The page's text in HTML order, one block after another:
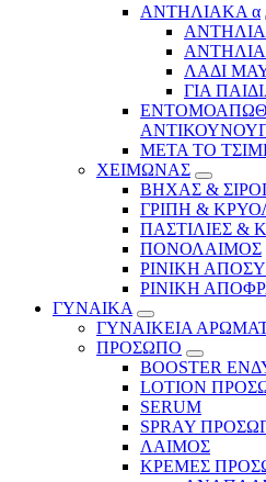
ΑΝΤΗΛΙΑΚΑ α
ΛΑΔΙ
ΓΙΑ
ΜΕΤΑ ΤΟ
ΧΕΙΜΩΝΑΣ
ΒΗΧΑΣ &
ΓΡΙΠΗ &
ΠΑΣΤΙΛΙΕΣ &
ΠΟΝΟΛΑΙΜΟΣ
ΡΙΝΙΚΗ
ΡΙΝΙΚΗ
ΓΥΝΑΙΚΑ
ΓΥΝΑΙΚΕΙΑ
ΠΡΟΣΩΠΟ
BOOSTER
LOTION
SERUM
SPRAY
ΛΑΙΜΟΣ
ΚΡΕΜΕΣ